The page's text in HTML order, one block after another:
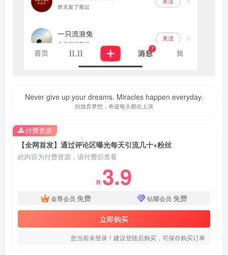
Never give up your dreams. Miracles happen everyday.
别放弃梦想，奇迹每天都在上演
【全网首发】通过评论区曝光每天引流几十+粉丝
此内容为付费资源，请付费后查看
R 3.9
金尊会员 免费 钻耀会员 免费
立即购买
您当前未登录！建议登陆后购买，可保存购买订单
付费资源